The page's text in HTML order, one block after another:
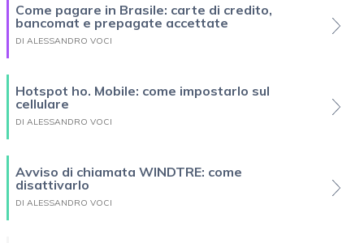
Come pagare in Brasile: carte di credito,
bancomat e prepagate accettate
DI ALESSANDRO VOCI
Hotspot ho. Mobile: come impostarlo sul
cellulare
DI ALESSANDRO VOCI
Avviso di chiamata WINDTRE: come
disattivarlo
DI ALESSANDRO VOCI